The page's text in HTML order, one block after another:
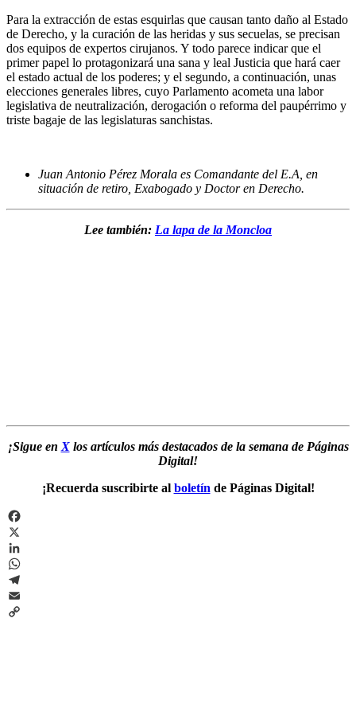
Para la extracción de estas esquirlas que causan tanto daño al Estado
de Derecho, y la curación de las heridas y sus secuelas, se precisan
dos equipos de expertos cirujanos. Y todo parece indicar que el
primer papel lo protagonizará una sana y leal Justicia que hará caer
el estado actual de los poderes; y el segundo, a continuación, unas
elecciones generales libres, cuyo Parlamento acometa una labor
legislativa de neutralización, derogación o reforma del paupérrimo y
triste bagaje de las legislaturas sanchistas.
Juan Antonio Pérez Morala es Comandante del E.A, en
situación de retiro, Exabogado y Doctor en Derecho.
Lee también: La lapa de la Moncloa
¡Sigue en Xlos artículos más destacados de la semana de Páginas
Digital!
¡Recuerda suscribirte al boletín de Páginas Digital!
Facebook
X
LinkedIn
WhatsApp
Telegram
Email